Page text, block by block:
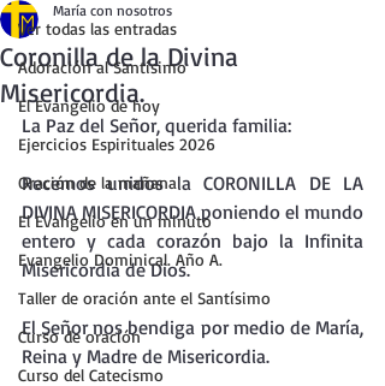
Ver todas las entradas
Adoración al Santísimo
El Evangelio de hoy
Ejercicios Espirituales 2026
Oración de la mañana
El Evangelio en un minuto
Evangelio Dominical. Año A.
Taller de oración ante el Santísimo
Curso de oración
Curso del Catecismo
Coronilla de la Divina
Misericordia.
María con nosotros
La Paz del Señor, querida familia:
Recemos unidos la CORONILLA DE LA
DIVINA MISERICORDIA poniendo el mundo
entero y cada corazón bajo la Infinita
Misericordia de Dios.
El Señor nos bendiga por medio de María,
Reina y Madre de Misericordia.